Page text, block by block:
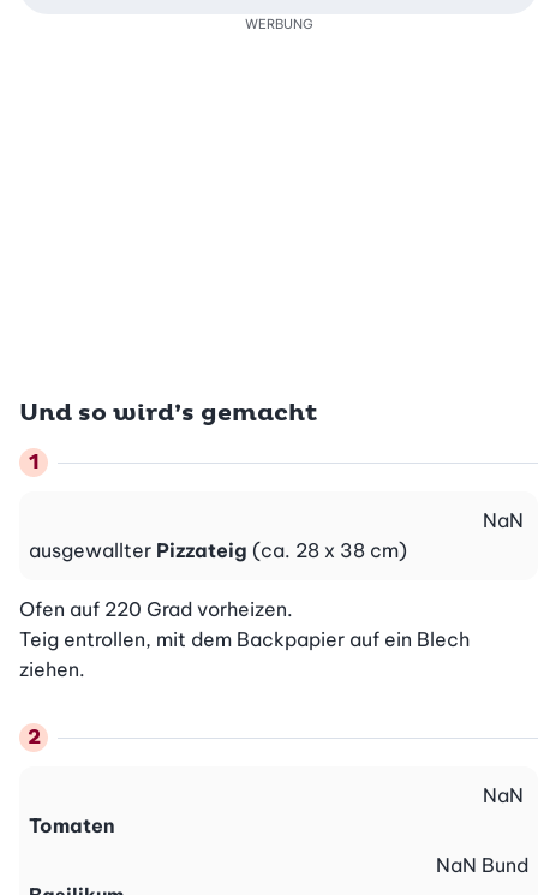
Und so wird’s gemacht
ausgewallter Pizzateig (ca. 28 x 38 cm)
NaN
Ofen auf 220 Grad vorheizen.
Teig entrollen, mit dem Backpapier auf ein Blech
ziehen.
Tomaten
NaN
NaN Bund
WERBUNG